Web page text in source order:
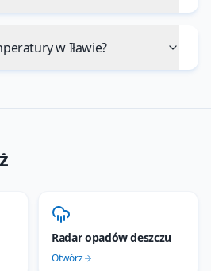
w Iławie?
Radar opadów deszczu
Otwórz